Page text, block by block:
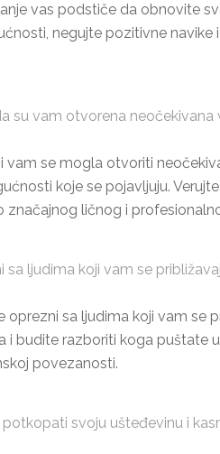
vas podstiče da obnovite
negujte pozitivne
su vam otvorena neočekivana
vam se mogla otvoriti
koje se pojavljuju.
ličnog i
ljudima koji vam se
sa ljudima koji vam se
i budite razboriti koga puštate
povezanosti.
svoju ušteđevinu i